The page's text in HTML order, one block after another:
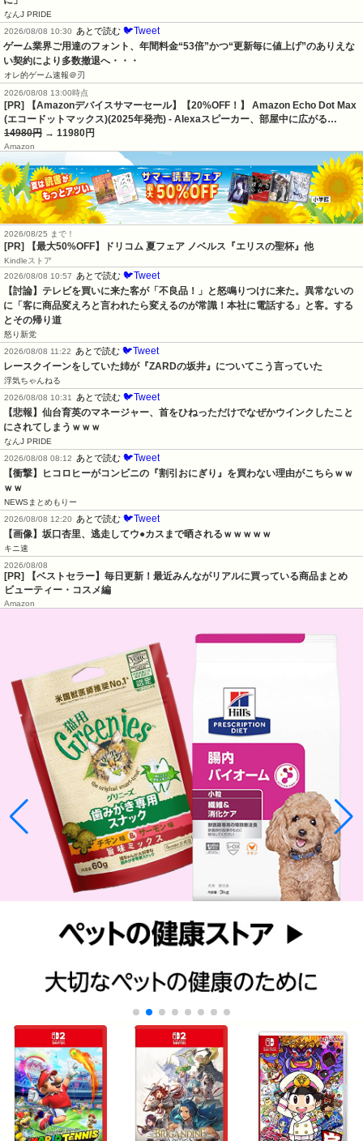
なんJ PRIDE
2026/08/08 10:30
あとで読む 🐦Tweet
ゲーム業界ご用達のフォント、年間料金“53倍”かつ“更新毎に値上げ”のありえな
い契約により多数撤退へ・・・
オレ的ゲーム速報＠刃
2026/08/08 13:00時点
[PR] 【Amazonデバイスサマーセール】【20%OFF！】 Amazon Echo Dot Max
(エコードットマックス)(2025年発売) - Alexaスピーカー、部屋中に広がる…
14980円 → 11980円
Amazon
2026/08/25 まで！
[PR] 【最大50%OFF】ドリコム 夏フェア ノベルス『エリスの聖杯』他
Kindleストア
2026/08/08 10:57 あとで読む 🐦Tweet
【討論】テレビを買いに来た客が「不良品！」と怒鳴りつけに来た。異常ないの
に「客に商品変えろと言われたら変えるのが常識！本社に電話する」と客。する
とその帰り道
怒り新党
2026/08/08 11:22 あとで読む 🐦Tweet
レースクイーンをしていた姉が『ZARDの坂井』についてこう言っていた
浮気ちゃんねる
2026/08/08 10:31 あとで読む 🐦Tweet
【悲報】仙台育英のマネージャー、首をひねっただけでなぜかウインクしたこと
にされてしまうｗｗｗ
なんJ PRIDE
2026/08/08 08:12 あとで読む 🐦Tweet
【衝撃】ヒコロヒーがコンビニの『割引おにぎり』を買わない理由がこちらｗｗ
ｗｗ
NEWSまとめもりー
2026/08/08 12:20 あとで読む 🐦Tweet
【画像】坂口杏里、逃走してウ●カスまで晒されるｗｗｗｗｗ
キニ速
2026/08/08
[PR] 【ベストセラー】毎日更新！最近みんながリアルに買っている商品まとめ
ビューティー・コスメ編
Amazon